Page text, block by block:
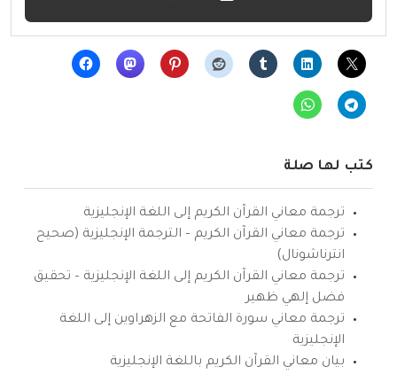
كتب لها صلة
ترجمة معاني القرآن الكريم إلى اللغة الإنجليزية
ترجمة معاني القرآن الكريم – الترجمة الإنجليزية (صحيح
انترناشونال)
ترجمة معاني القرآن الكريم إلى اللغة الإنجليزية – تحقيق
فضل إلهي ظهير
ترجمة معاني سورة الفاتحة مع الزهراوين إلى اللغة
الإنجليزية
بيان معاني القرآن الكريم باللغة الإنجليزية